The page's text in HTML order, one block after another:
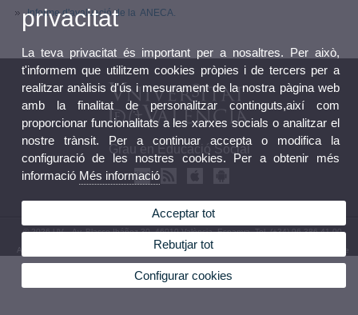
Informe d'avaluació de la ANECA.
Grau en Educació Social
© 2026 UV. - Av. Blasco Ibáñez 30, 46010 València. Espanya. Tel. (+34) 96 386 41 00
Avís legal Política privacitat|Cookies| Bústia de contacte
privacitat
La teva privacitat és important per a nosaltres. Per això,
t'informem que utilitzem cookies pròpies i de tercers per a
realitzar anàlisis d'ús i mesurament de la nostra pàgina web
amb la finalitat de personalitzar continguts,així com
proporcionar funcionalitats a les xarxes socials o analitzar el
nostre trànsit. Per a continuar accepta o modifica la
configuració de les nostres cookies. Per a obtenir més
informació Més informació
Acceptar tot
Rebutjar tot
Configurar cookies